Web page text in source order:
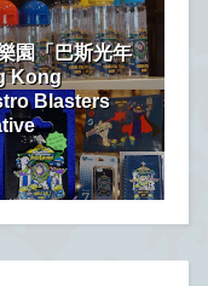
園「巴斯光年
Kong
Blasters